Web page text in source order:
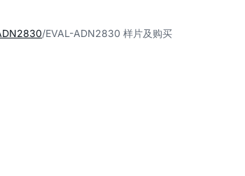
EVAL-ADN2830 样片及购买